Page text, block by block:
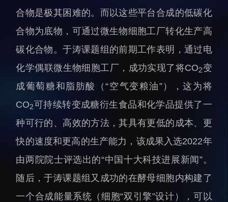
人才介绍
人才招聘
人才动态
博士后
科研管理处
创新融合处
人力资源处
财务资产处
合作转化处
产业发展中心
合物是极其困难的。而以这些平台合成的低碳化
合物为底物，可通过微生物细胞工厂转化生产高
碳化合物。于涛课题组的前期工作表明，通过电
化学偶联微生物细胞工厂，成功实现了将CO2变
成葡萄糖和脂肪酸（“空气变粮油”），这为将
CO2可持续转变成糖衍生食品和化学品提供了一
种可行的、高效的方法，其具有更低的成本、更
快的速度和更高的生产能力，该成果入选2022年
由两院院士评选出的“中国十大科技进展新闻”。
随后，于涛课题组又成功的在酵母细胞内构建了
一个合成能量系统（细胞“双引擎”设计），可以